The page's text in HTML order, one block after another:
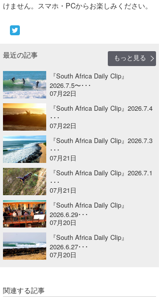
けません。スマホ・PCからお楽しみください。
最近の記事
もっと見る
『South Africa Daily Clip』
2026.7.5〜･･･
07月22日
『South Africa Daily Clip』2026.7.4
･･･
07月22日
『South Africa Daily Clip』2026.7.3
･･･
07月21日
『South Africa Daily Clip』2026.7.1
･･･
07月21日
『South Africa Daily Clip』
2026.6.29･･･
07月20日
『South Africa Daily Clip』
2026.6.27･･･
07月20日
関連する記事
ライター/寄稿メディア
Yasunari Inoue
Yoshiyuki Obata
arukasvision
DELTA FORCE SURF
CBA Films
熊谷素子
Colors MAGAZINE
WAVAL
波伝説アンバサダー/プロライダー
福島寿実子
中浦“JET”章
嵯峨明日香
進士剛光
田原啓江
植村未来
NOBUFUKU
大野”MAR”修聖
喜納海人
波伝説スタッフ
☆加藤
+☆maki☆+
Aichan
chan-U
ECE
G◎Da
H
KID
KY
波伝説